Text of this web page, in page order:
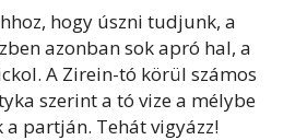
hogy úszni tudjunk, a
azonban sok apró hal, a
A Zirein-tó körül számos
szerint a tó vize a mélybe
a partján. Tehát vigyázz!